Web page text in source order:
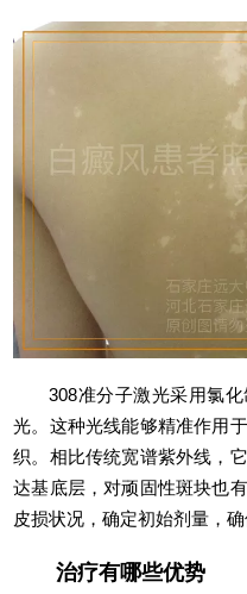
308准分子激光采用氯
光。这种光线能够精准作用
织。相比传统宽谱紫外线，
达基底层，对顽固性斑块也
皮损状况，确定初始剂量，确
治疗有哪些优势